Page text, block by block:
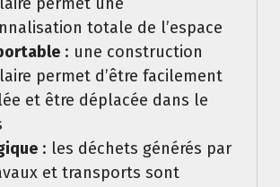
totale de l’espace
: une construction
permet d’être facilement
et être déplacée dans le
: les déchets générés par
et transports sont